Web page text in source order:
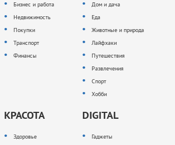
Бизнес и работа
Недвижимость
Покупки
Транспорт
Финансы
Дом и дача
Еда
Животные и природа
Лайфхаки
Путешествия
Развлечения
Спорт
Хобби
КРАСОТА
Здоровье
DIGITAL
Гаджеты